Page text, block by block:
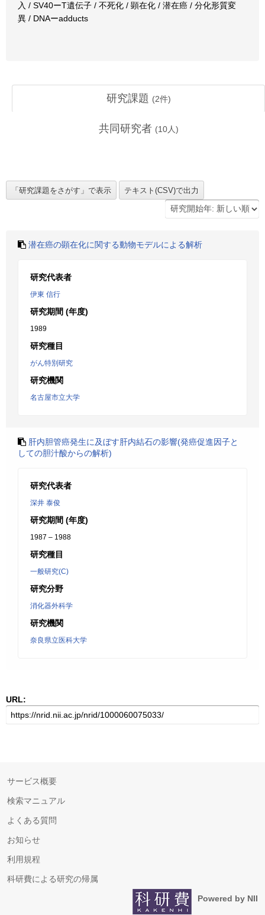
入 / SV40ーT遺伝子 / 不死化 / 顕在化 / 潜在癌 / 分化形質変
異 / DNAーadducts
研究課題 (2件)
共同研究者 (10人)
潜在癌の顕在化に関する動物モデルによる解析
研究代表者
伊東 信行
研究期間 (年度)
1989
研究種目
がん特別研究
研究機関
名古屋市立大学
肝内胆管癌発生に及ぼす肝内結石の影響(発癌促進因子と
しての胆汁酸からの解析)
研究代表者
深井 泰俊
研究期間 (年度)
1987 – 1988
研究種目
一般研究(C)
研究分野
消化器外科学
研究機関
奈良県立医科大学
URL:
サービス概要
検索マニュアル
よくある質問
お知らせ
利用規程
科研費による研究の帰属
Powered by NII